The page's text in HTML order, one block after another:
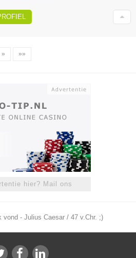
» »»
hier? Mail ons
vond - Julius Caesar / 47 v.Chr. ;)